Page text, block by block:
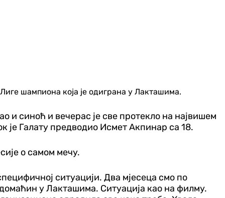
шампиона која је одиграна у Лакташима.
и синоћ и вечерас је све протекло на највишем
је Галату предводио Исмет Акпинар са 18.
о самом мечу.
ситуацији. Два мјесеца смо по
у Лакташима. Ситуација као на филму.